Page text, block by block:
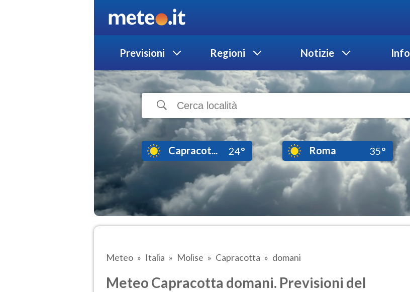
Previsioni Regioni Notizie Info
Capracot... 24° Roma 35°
Meteo Italia Molise Capracotta domani
Meteo Capracotta domani. Previsioni del